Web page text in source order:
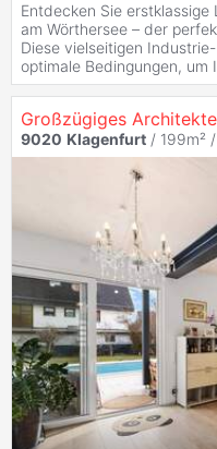
Entdecken Sie erstklassige
am Wörthersee – der
Diese vielseitigen
optimale Bedingungen, um
9020 Klagenfurt / 199m² /